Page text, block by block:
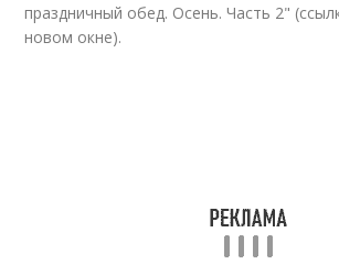
праздничный обед. Осень. Часть 2"
новом окне).